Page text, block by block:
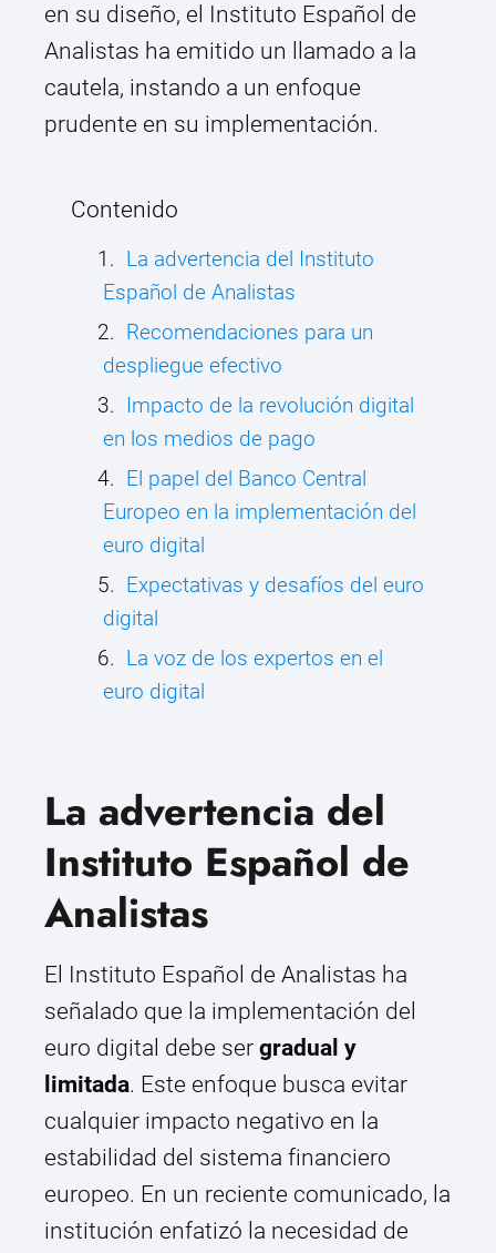
en su diseño, el Instituto Español de
Analistas ha emitido un llamado a la
cautela, instando a un enfoque
prudente en su implementación.
Contenido
La advertencia del Instituto
Español de Analistas
Recomendaciones para un
despliegue efectivo
Impacto de la revolución digital
en los medios de pago
El papel del Banco Central
Europeo en la implementación del
euro digital
Expectativas y desafíos del euro
digital
La voz de los expertos en el
euro digital
La advertencia del
Instituto Español de
Analistas
El Instituto Español de Analistas ha
señalado que la implementación del
euro digital debe ser gradual y
limitada. Este enfoque busca evitar
cualquier impacto negativo en la
estabilidad del sistema financiero
europeo. En un reciente comunicado, la
institución enfatizó la necesidad de